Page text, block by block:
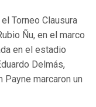
Torneo Clausura
Ñu, en el marco
en el estadio
Delmás,
Payne marcaron un